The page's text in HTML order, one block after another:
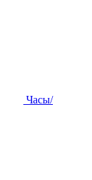
Часы/